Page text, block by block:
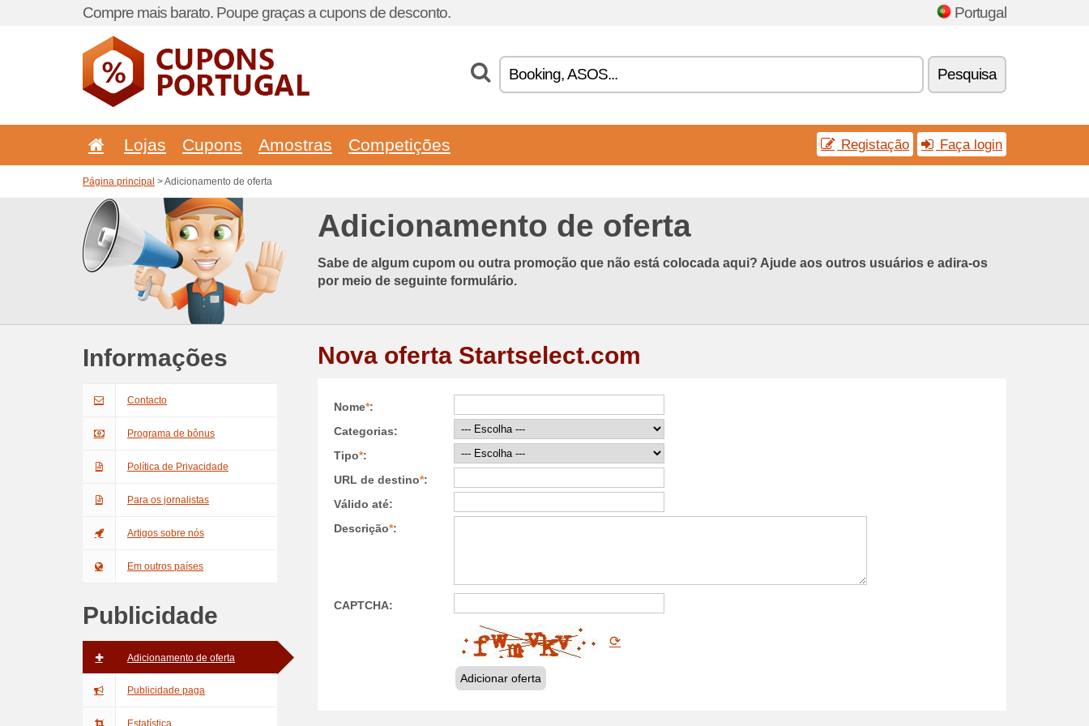
Compre mais barato. Poupe graças a cupons de desconto. Portugal
Pesquisa
Lojas Cupons Amostras Competições Registação Faça login
Página principal > Adicionamento de oferta
Adicionamento de oferta
Sabe de algum cupom ou outra promoção que não está colocada aqui? Ajude aos outros usuários e adira-os
por meio de seguinte formulário.
Informações
Contacto
Programa de bônus
Política de Privacidade
Para os jornalistas
Artigos sobre nós
Em outros países
Publicidade
Adicionamento de oferta
Publicidade paga
Estatística
Nova oferta Startselect.com
Nome*:
Categorias:
Tipo*:
URL de destino*:
Válido até:
Descrição*:
CAPTCHA:
⟳
Adicionar oferta